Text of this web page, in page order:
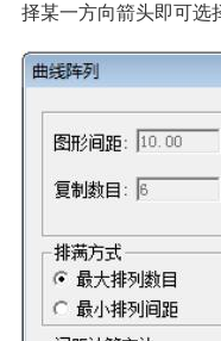
择某一方向箭头即可选